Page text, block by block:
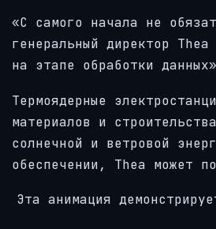
«С самого начала не
генеральный директор
на этапе обработки
Термоядерные
материалов и
солнечной и ветровой
обеспечении, Thea может
Эта анимация